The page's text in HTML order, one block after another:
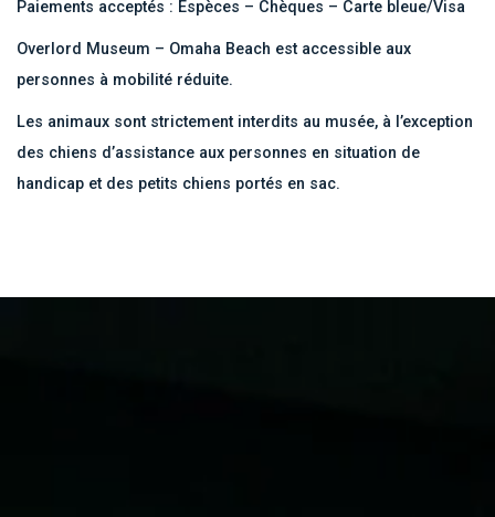
Paiements acceptés : Espèces – Chèques – Carte bleue/Visa
Overlord Museum – Omaha Beach est accessible aux
personnes à mobilité réduite.
Les animaux sont strictement interdits au musée, à l’exception
des chiens d’assistance aux personnes en situation de
handicap et des petits chiens portés en sac.